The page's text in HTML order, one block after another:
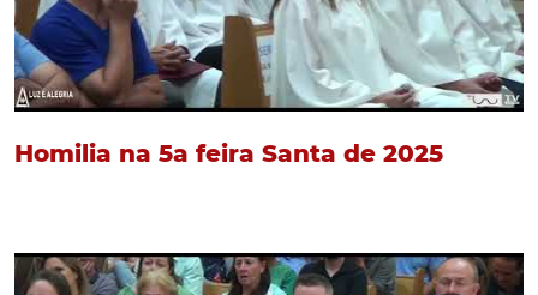
Homilia na 5a feira Santa de 2025